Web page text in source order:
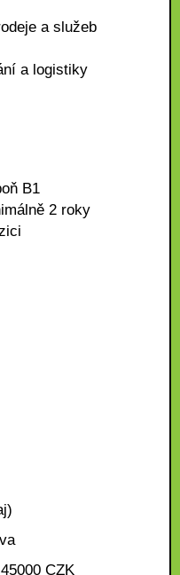
a služeb
a logistiky
B1
2 roky
CZK